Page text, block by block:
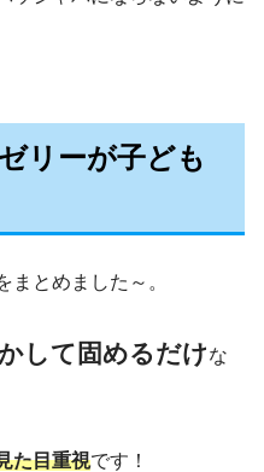
リーが子ども
まとめました～。
して固めるだけな
た目重視です！